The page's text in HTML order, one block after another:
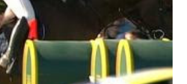
3 QUICK STUDY - HOUGH 4
5 L’ESPOIR -GULLIKSEN 6
7 WISCONSIN 111 -MOYA 8
9 HERALD –CORDON 10 SELDANA
Vuelta Triunfal... el ganador